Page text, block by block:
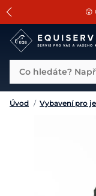
😮
📐Pasování a
Úvod / Vybavení pro